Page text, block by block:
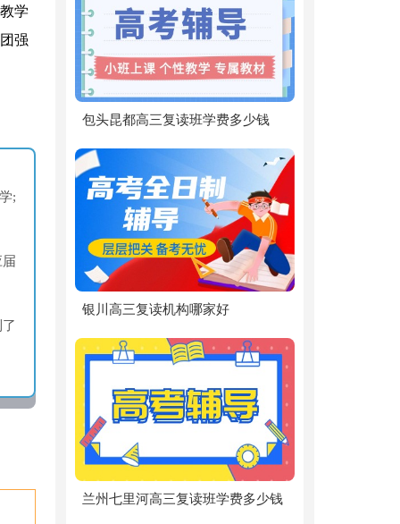
学
强
;
包头昆都高三复读班学费多少钱
银川高三复读机构哪家好
兰州七里河高三复读班学费多少钱